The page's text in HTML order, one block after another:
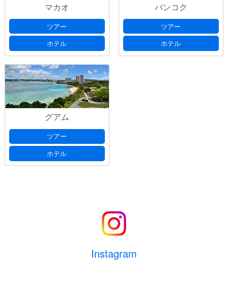
マカオ
ツアー
ホテル
バンコク
ツアー
ホテル
グアム
ツアー
ホテル
Instagram